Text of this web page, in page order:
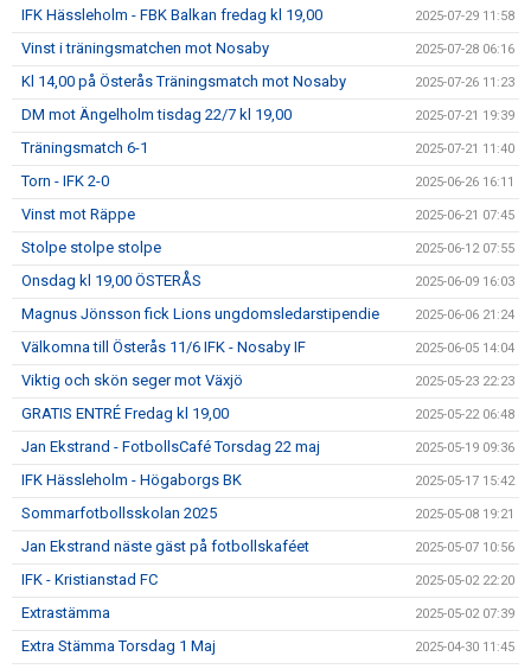
IFK Hässleholm - FBK Balkan fredag kl 19,00 2025-07-29 11:58
Vinst i träningsmatchen mot Nosaby 2025-07-28 06:16
Kl 14,00 på Österås Träningsmatch mot Nosaby 2025-07-26 11:23
DM mot Ängelholm tisdag 22/7 kl 19,00 2025-07-21 19:39
Träningsmatch 6-1 2025-07-21 11:40
Torn - IFK 2-0 2025-06-26 16:11
Vinst mot Räppe 2025-06-21 07:45
Stolpe stolpe stolpe 2025-06-12 07:55
Onsdag kl 19,00 ÖSTERÅS 2025-06-09 16:03
Magnus Jönsson fick Lions ungdomsledarstipendie 2025-06-06 21:24
Välkomna till Österås 11/6 IFK - Nosaby IF 2025-06-05 14:04
Viktig och skön seger mot Växjö 2025-05-23 22:23
GRATIS ENTRÉ Fredag kl 19,00 2025-05-22 06:48
Jan Ekstrand - FotbollsCafé Torsdag 22 maj 2025-05-19 09:36
IFK Hässleholm - Högaborgs BK 2025-05-17 15:42
Sommarfotbollsskolan 2025 2025-05-08 19:21
Jan Ekstrand näste gäst på fotbollskaféet 2025-05-07 10:56
IFK - Kristianstad FC 2025-05-02 22:20
Extrastämma 2025-05-02 07:39
Extra Stämma Torsdag 1 Maj 2025-04-30 11:45